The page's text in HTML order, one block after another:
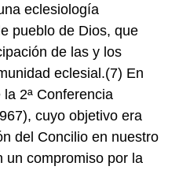
eclesiología
pueblo de Dios, que
de las y los
eclesial.(7) En
2ª Conferencia
cuyo objetivo era
del Concilio en nuestro
un compromiso por la